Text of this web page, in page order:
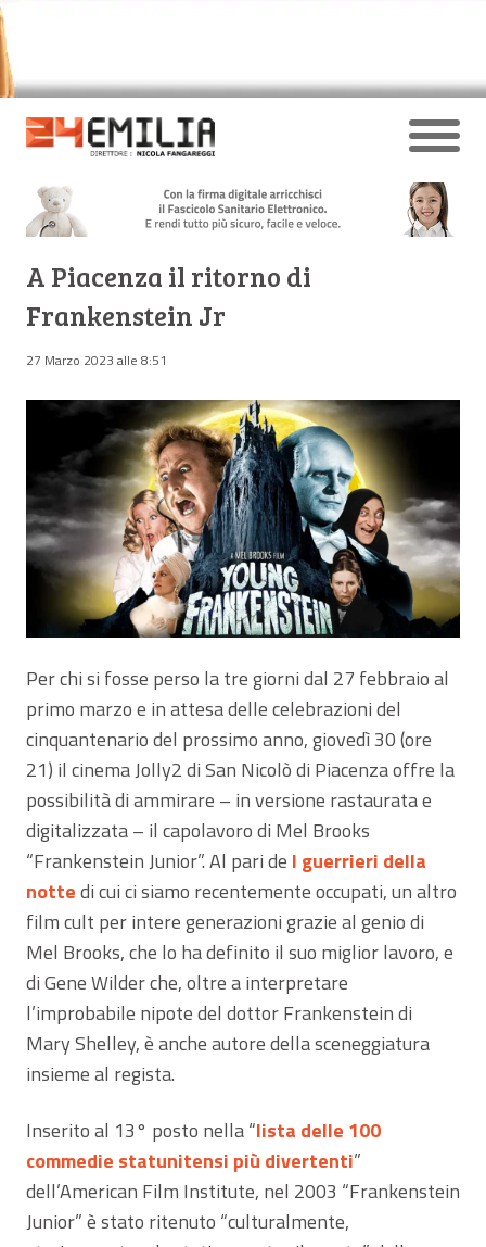
A Piacenza il ritorno di
Frankenstein Jr
27 Marzo 2023 alle 8:51
Per chi si fosse perso la tre giorni dal 27 febbraio al
primo marzo e in attesa delle celebrazioni del
cinquantenario del prossimo anno, giovedì 30 (ore
21) il cinema Jolly2 di San Nicolò di Piacenza offre la
possibilità di ammirare – in versione rastaurata e
digitalizzata – il capolavoro di Mel Brooks
“Frankenstein Junior”. Al pari de I guerrieri della
nottedi cui ci siamo recentemente occupati, un altro
film cult per intere generazioni grazie al genio di
Mel Brooks, che lo ha definito il suo miglior lavoro, e
di Gene Wilder che, oltre a interpretare
l’improbabile nipote del dottor Frankenstein di
Mary Shelley, è anche autore della sceneggiatura
insieme al regista.
Inserito al 13° posto nella “lista delle 100
commedie statunitensi più divertenti”
dell’American Film Institute, nel 2003 “Frankenstein
Junior” è stato ritenuto “culturalmente,